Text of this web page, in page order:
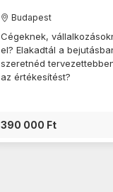
Budapest
Cégeknek,
el? Elakadtál a
szeretnéd
az értékesítést?
390 000 Ft